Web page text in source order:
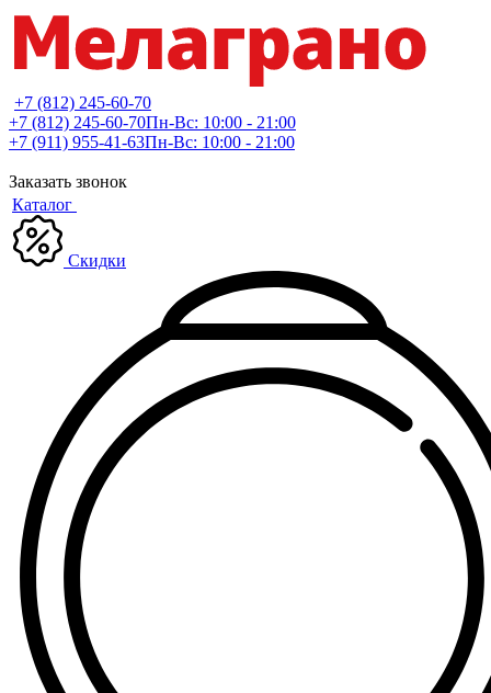
+7 (812) 245-60-70
+7 (812) 245-60-70Пн-Вс: 10:00 - 21:00
+7 (911) 955-41-63Пн-Вс: 10:00 - 21:00
Заказать звонок
Каталог
Скидки